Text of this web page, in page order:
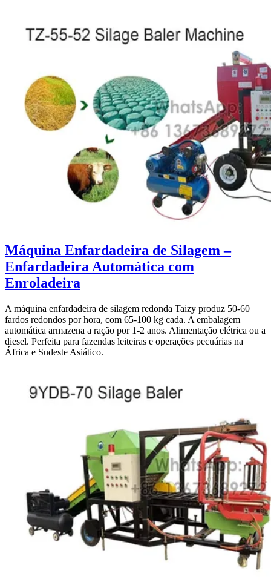
Máquina Enfardadeira de Silagem –
Enfardadeira Automática com
Enroladeira
A máquina enfardadeira de silagem redonda Taizy produz 50-60
fardos redondos por hora, com 65-100 kg cada. A embalagem
automática armazena a ração por 1-2 anos. Alimentação elétrica ou a
diesel. Perfeita para fazendas leiteiras e operações pecuárias na
África e Sudeste Asiático.